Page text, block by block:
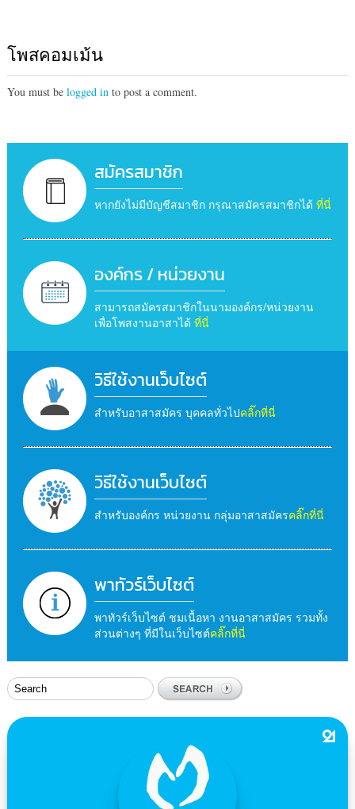
โพสคอมเม้น
You must be logged into post a comment.
สมัครสมาชิก
หากยังไม่มีบัญชีสมาชิก กรุณาสมัครสมาชิกได้ ที่นี่
องค์กร / หน่วยงาน
สามารถสมัครสมาชิกในนามองค์กร/หน่วยงาน
เพื่อโพสงานอาสาได้ ที่นี่
วิธีใช้งานเว็บไซต์
สำหรับอาสาสมัคร บุคคลทั่วไปคลิ๊กที่นี่
วิธีใช้งานเว็บไซต์
สำหรับองค์กร หน่วยงาน กลุ่มอาสาสมัครคลิ๊กที่นี่
พาทัวร์เว็บไซต์
พาทัวร์เว็บไซต์ ชมเนื้อหา งานอาสาสมัคร รวมทั้ง
ส่วนต่างๆ ที่มีในเว็บไซต์คลิ๊กที่นี่